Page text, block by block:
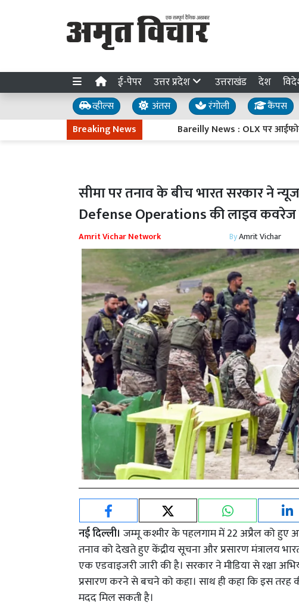
ई-पेपर उत्तर प्रदेश उत्तराखंड देश
व्हील्स अंतस रंगोली कैंपस
Breaking News
Bareilly News : OLX पर आईफोन
सीमा पर तनाव के बीच भारत सरकार ने
Defense Operations की लाइव
Amrit Vichar Network ByAmrit Vichar
नई दिल्ली। जम्मू कश्मीर के पहलगाम में 22 अप्रैल को हुए
तनाव को देखते हुए केंद्रीय सूचना और प्रसारण मंत्रालय
एक एडवाइजरी जारी की है। सरकार ने मीडिया से रक्षा
प्रसारण करने से बचने को कहा। साथ ही कहा कि इस तरह
मदद मिल सकती है।